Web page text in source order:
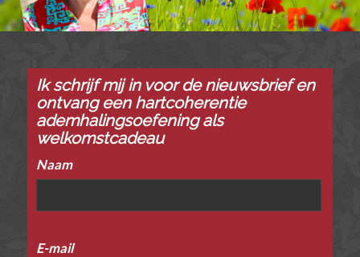
Ik schrijf mij in voor de nieuwsbrief en
ontvang een hartcoherentie
ademhalingsoefening als
welkomstcadeau
Naam
E-mail